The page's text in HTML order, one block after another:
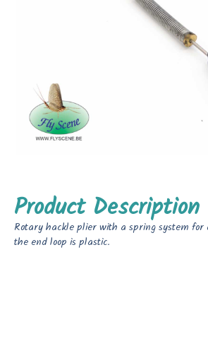
Product Description
Rotary hackle plier with a spring system for
the end loop is plastic.